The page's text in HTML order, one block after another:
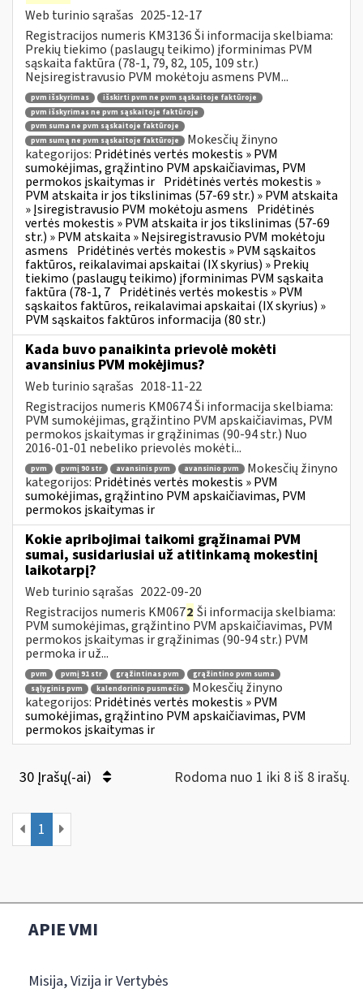
Web turinio sąrašas 2025-12-17
Registracijos numeris KM3136 Ši informacija skelbiama:
Prekių tiekimo (paslaugų teikimo) įforminimas PVM
sąskaita faktūra (78-1, 79, 82, 105, 109 str.)
Neįsiregistravusio PVM mokėtoju asmens PVM...
pvm išskyrimas
išskirti pvm ne pvm sąskaitoje faktūroje
pvm išskyrimas ne pvm sąskaitoje faktūroje
pvm suma ne pvm sąskaitoje faktūroje
pvm sumą ne pvm sąskaitoje faktūroje
Mokesčių žinyno
kategorijos: Pridėtinės vertės mokestis » PVM
sumokėjimas, grąžintino PVM apskaičiavimas, PVM
permokos įskaitymas ir Pridėtinės vertės mokestis »
PVM atskaita ir jos tikslinimas (57-69 str.) » PVM atskaita
» Įsiregistravusio PVM mokėtoju asmens Pridėtinės
vertės mokestis » PVM atskaita ir jos tikslinimas (57-69
str.) » PVM atskaita » Neįsiregistravusio PVM mokėtoju
asmens Pridėtinės vertės mokestis » PVM sąskaitos
faktūros, reikalavimai apskaitai (IX skyrius) » Prekių
tiekimo (paslaugų teikimo) įforminimas PVM sąskaita
faktūra (78-1, 7 Pridėtinės vertės mokestis » PVM
sąskaitos faktūros, reikalavimai apskaitai (IX skyrius) »
PVM sąskaitos faktūros informacija (80 str.)
Kada buvo panaikinta prievolė mokėti
avansinius PVM mokėjimus?
Web turinio sąrašas 2018-11-22
Registracijos numeris KM0674 Ši informacija skelbiama:
PVM sumokėjimas, grąžintino PVM apskaičiavimas, PVM
permokos įskaitymas ir grąžinimas (90-94 str.) Nuo
2016-01-01 nebeliko prievolės mokėti...
pvm pvmį 90 str avansinis pvm avansinio pvm
Mokesčių žinyno
kategorijos: Pridėtinės vertės mokestis » PVM
sumokėjimas, grąžintino PVM apskaičiavimas, PVM
permokos įskaitymas ir
Kokie apribojimai taikomi grąžinamai PVM
sumai, susidariusiai už atitinkamą mokestinį
laikotarpį?
Web turinio sąrašas 2022-09-20
Registracijos numeris KM0672 Ši informacija skelbiama:
PVM sumokėjimas, grąžintino PVM apskaičiavimas, PVM
permokos įskaitymas ir grąžinimas (90-94 str.) PVM
permoka ir už...
pvm pvmį 91 str grąžintinas pvm
grąžintino pvm suma
sąlyginis pvm
kalendorinio pusmečio
Mokesčių žinyno
kategorijos: Pridėtinės vertės mokestis » PVM
sumokėjimas, grąžintino PVM apskaičiavimas, PVM
permokos įskaitymas ir
30 Įrašų(-ai) Rodoma nuo 1 iki 8 iš 8 irašų.
1
APIE VMI
Misija, Vizija ir Vertybės